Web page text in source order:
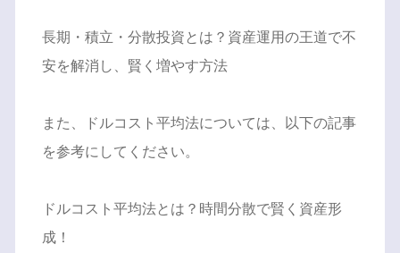
長期・積立・分散投資とは？資産運用の王道で不
安を解消し、賢く増やす方法
また、ドルコスト平均法については、以下の記事
を参考にしてください。
ドルコスト平均法とは？時間分散で賢く資産形
成！